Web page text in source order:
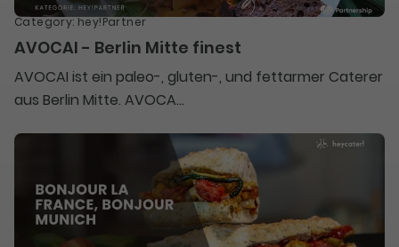
Category:hey!Partner
AVOCAI - Berlin Mitte finest
AVOCAI ist ein paleo-, gluten-, und fettarmer Caterer
aus Berlin Mitte. AVOCA...